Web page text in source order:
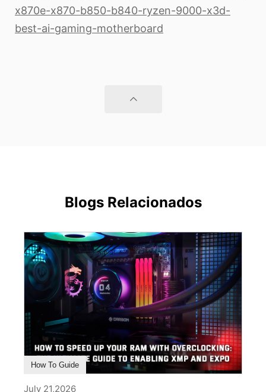
x870e-x870-b850-b840-ryzen-9000-x3d-
best-ai-gaming-motherboard
Blogs Relacionados
How To Guide
July 21,2026